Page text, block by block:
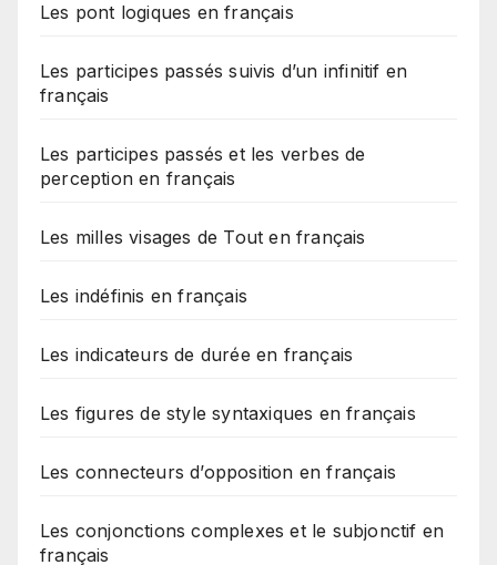
Les pont logiques en français
Les participes passés suivis d’un infinitif en
français
Les participes passés et les verbes de
perception en français
Les milles visages de Tout en français
Les indéfinis en français
Les indicateurs de durée en français
Les figures de style syntaxiques en français
Les connecteurs d’opposition en français
Les conjonctions complexes et le subjonctif en
français